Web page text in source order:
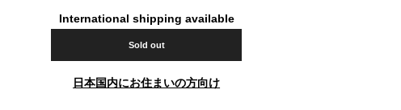
International shipping available
Sold out
日本国内にお住まいの方向け